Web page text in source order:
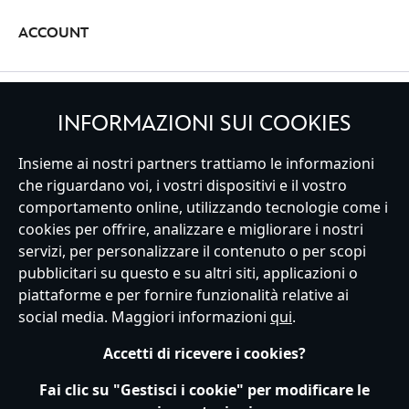
abbigliamento sportivo da uomo ufficiali con pantaloni da jogging e
Topolino e Pippo alle collezioni anniversario: esplora la selezione
così sarai sempre pronto in ogni occasione e stagione!
ACCOUNT
Italy
Servizio Clienti Termini d'Uso Trova Negozio
Mappa del Sito
Normativa Europea sul trattamento dei dati personali
Informativa sulla privacy UE
Termini e Condizioni generali
Accessibility
INFORMAZIONI SUI COOKIES
Insieme ai nostri partners trattiamo le informazioni
che riguardano voi, i vostri dispositivi e il vostro
comportamento online, utilizzando tecnologie come i
cookies per offrire, analizzare e migliorare i nostri
servizi, per personalizzare il contenuto o per scopi
pubblicitari su questo e su altri siti, applicazioni o
piattaforme e per fornire funzionalità relative ai
social media. Maggiori informazioni qui.
Accetti di ricevere i cookies?
Fai clic su "Gestisci i cookie" per modificare le